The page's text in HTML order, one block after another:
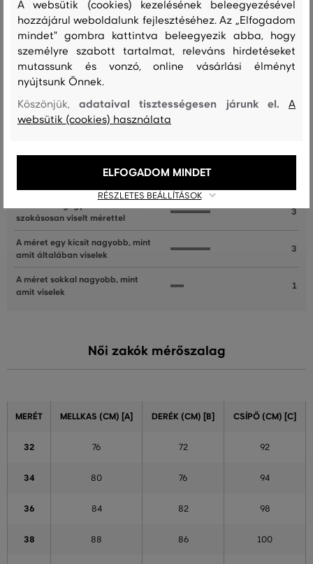
Recenziók
ÜGYFELEINKNEK ÁLTAL ÉRTÉKELT MÉRETEK
A méret egy kicsit kisebb, mint
A méret megegyezik az általam
szokásosan viselt mérettel
3
A méret egy kicsit nagyobb, mint
amit általában viselek
3
A méret sokkal nagyobb, mint
amit viselek
1
Női zakók mérőszalag
MERÉT MELLKAS (CM) [A] DERÉK (CM) [B] CSÍPŐ (CM) [C]
32 76 72 92
34 80 76 94
36 84 82 98
38 88 86 100
A websütik (cookies) kezelésének beleegyezésével
hozzájárul weboldalunk fejlesztéséhez. Az „Elfogadom
mindet" gombra kattintva beleegyezik abba, hogy
személyre szabott tartalmat, releváns hirdetéseket
mutassunk és vonzó, online vásárlási élményt
nyújtsunk Önnek.
Köszönjük,adataival tisztességesen járunk el.A
websütik (cookies) használata
RÉSZLETES BEÁLLÍTÁSOK
ELFOGADOM MINDET